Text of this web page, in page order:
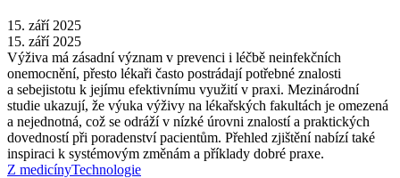
15. září 2025
15. září 2025
Výživa má zásadní význam v prevenci i léčbě neinfekčních
onemocnění, přesto lékaři často postrádají potřebné znalosti
a sebejistotu k jejímu efektivnímu využití v praxi. Mezinárodní
studie ukazují, že výuka výživy na lékařských fakultách je omezená
a nejednotná, což se odráží v nízké úrovni znalostí a praktických
dovedností při poradenství pacientům. Přehled zjištění nabízí také
inspiraci k systémovým změnám a příklady dobré praxe.
Z medicínyTechnologie